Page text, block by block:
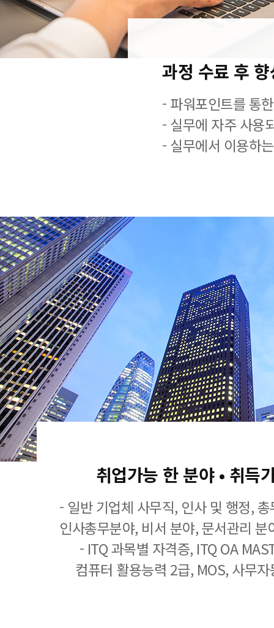
과정 수료 후
- 파워포인트를 통
- 실무에 자주 사용
- 실무에서 이용하
취업가능 한 분야 • 취득
- 일반 기업체 사무직, 인사 및 행정,
인사총무분야, 비서 분야, 문서관리
- ITQ 과목별 자격증, ITQ OA
컴퓨터 활용능력 2급, MOS, 사무